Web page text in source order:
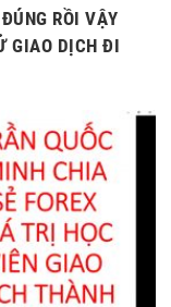
RỒI VẬY
GIAO DỊCH ĐI